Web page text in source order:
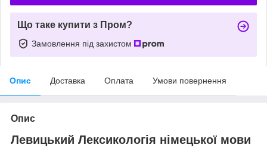
Що таке купити з Пром?
Замовлення під захистом
Опис Доставка Оплата Умови повернення
Опис
Левицький Лексикологія німецької мови